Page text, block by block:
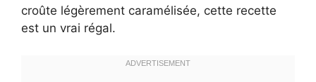
croûte légèrement caramélisée, cette recette
est un vrai régal.